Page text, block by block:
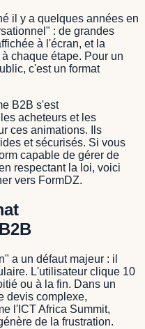
il y a quelques années en
: de grandes
à l'écran, et la
chaque étape. Pour un
c'est un format
B2B s'est
acheteurs et les
ces animations. Ils
et sécurisés. Si vous
capable de gérer de
respectant la loi, voici
vers FormDZ.
a un défaut majeur : il
L'utilisateur clique 10
ou à la fin. Dans un
devis complexe,
l'ICT Africa Summit,
de la frustration.